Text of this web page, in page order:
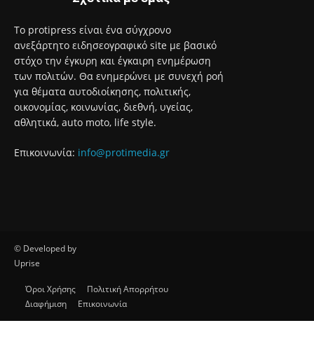
Μια αγκαλιά αρκεί… για να αλλάξει μια ζωή! – Γίνε Ανάδοχος
ενός Αδέσποτου Σκύλου
6 Αυγούστου 2026
Ο Δήμος Χαϊδαρίου απομάκρυνε υπολείμματα, κλαδέματα και
ξερά δέντρα από το Άλσος Δαφνίου παρ’ ότι το Άλσος
βρίσκεται υπό την ευθύνη του Δασαρχείου Αιγάλεω
6 Αυγούστου 2026
Σχετικά με εμάς